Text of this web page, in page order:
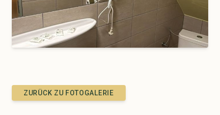
ZURÜCK ZU FOTOGALERIE